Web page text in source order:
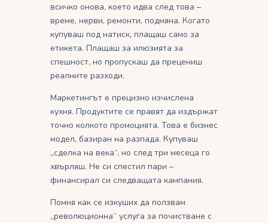
всичко онова, което идва след това –
време, нерви, ремонти, подмяна. Когато
купуваш под натиск, плащаш само за
етикета. Плащаш за илюзията за
спешност, но пропускаш да прецениш
реалните разходи.
Маркетингът е прецизно изчислена
кухня. Продуктите се правят да издържат
точно колкото промоцията. Това е бизнес
модел, базиран на разпада. Купуваш
„сделка на века“, но след три месеца го
хвърляш. Не си спестил пари –
финансирал си следващата кампания.
Помня как се изкуших да ползвам
„революционна“ услуга за почистване с